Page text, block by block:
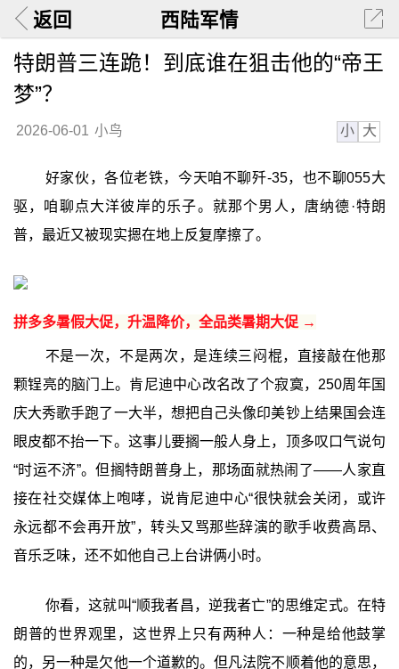
返回 西陆军情
特朗普三连跪！到底谁在狙击他的“帝王
梦”？
2026-06-01 小鸟 小 大
好家伙，各位老铁，今天咱不聊歼-35，也不聊055大
驱，咱聊点大洋彼岸的乐子。就那个男人，唐纳德·特朗
普，最近又被现实摁在地上反复摩擦了。
拼多多暑假大促，升温降价，全品类暑期大促 →
不是一次，不是两次，是连续三闷棍，直接敲在他那
颗锃亮的脑门上。肯尼迪中心改名改了个寂寞，250周年国
庆大秀歌手跑了一大半，想把自己头像印美钞上结果国会连
眼皮都不抬一下。这事儿要搁一般人身上，顶多叹口气说句
“时运不济”。但搁特朗普身上，那场面就热闹了——人家直
接在社交媒体上咆哮，说肯尼迪中心“很快就会关闭，或许
永远都不会再开放”，转头又骂那些辞演的歌手收费高昂、
音乐乏味，还不如他自己上台讲俩小时。
你看，这就叫“顺我者昌，逆我者亡”的思维定式。在特
朗普的世界观里，这世界上只有两种人：一种是给他鼓掌
的，另一种是欠他一个道歉的。但凡法院不顺着他的意思，